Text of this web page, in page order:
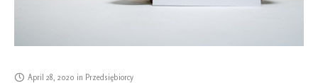
April 28, 2020 in Przedsiębiorcy